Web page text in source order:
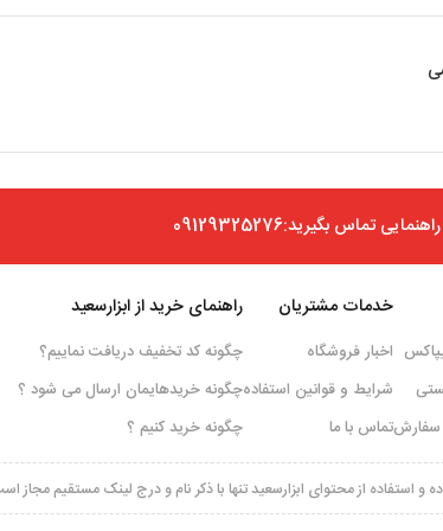
(2)
(31)
بگیرید:09129325276
خدمات مشتریان
اخبار فروشگاه
شرایط و قوانین استفاده
تماس با ما
راهنمای خرید از ابزارسعید
چگونه کد تخفیف دریافت نماییم؟
چگونه خریدهایمان ارسال می شود ؟
چگونه خرید کنیم ؟
و استفاده از محتوای ابزارسعید تنها با ذکر نام و درج لینک مستقیم مجاز